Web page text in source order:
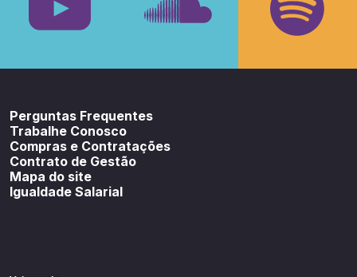
Perguntas Frequentes
Trabalhe Conosco
Compras e Contratações
Contrato de Gestão
Mapa do site
Igualdade Salarial